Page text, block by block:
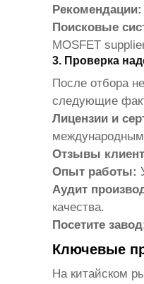
Рекомендации:
Поисковые
MOSFET
3. Проверка
После отбора
следующие
Лицензии и
международным
Отзывы
Опыт работы:
Аудит
качества.
Посетите
Ключевые
На китайском